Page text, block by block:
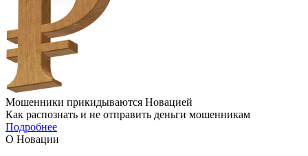
Мошенники прикидываются Новацией
Как распознать и не отправить деньги мошенникам
Подробнее
О Новации